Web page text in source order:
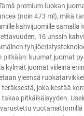
premium-luokan
(noin 473 ml), mikä
kahvijuomille samalla
16 unssin
pitkään: kuumat juomat
kylmät juomat viileinä
yleensä
joka kestää
takaa pitkäikäisyyden.
vuotamattomilla